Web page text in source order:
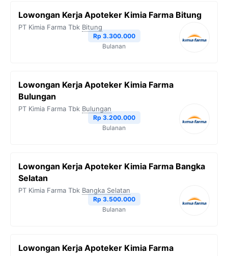
Lowongan Kerja Apoteker Kimia Farma Bitung
PT Kimia Farma Tbk Bitung
Rp 3.300.000
Bulanan
Lowongan Kerja Apoteker Kimia Farma
Bulungan
PT Kimia Farma Tbk Bulungan
Rp 3.200.000
Bulanan
Lowongan Kerja Apoteker Kimia Farma Bangka
Selatan
PT Kimia Farma Tbk Bangka Selatan
Rp 3.500.000
Bulanan
Lowongan Kerja Apoteker Kimia Farma